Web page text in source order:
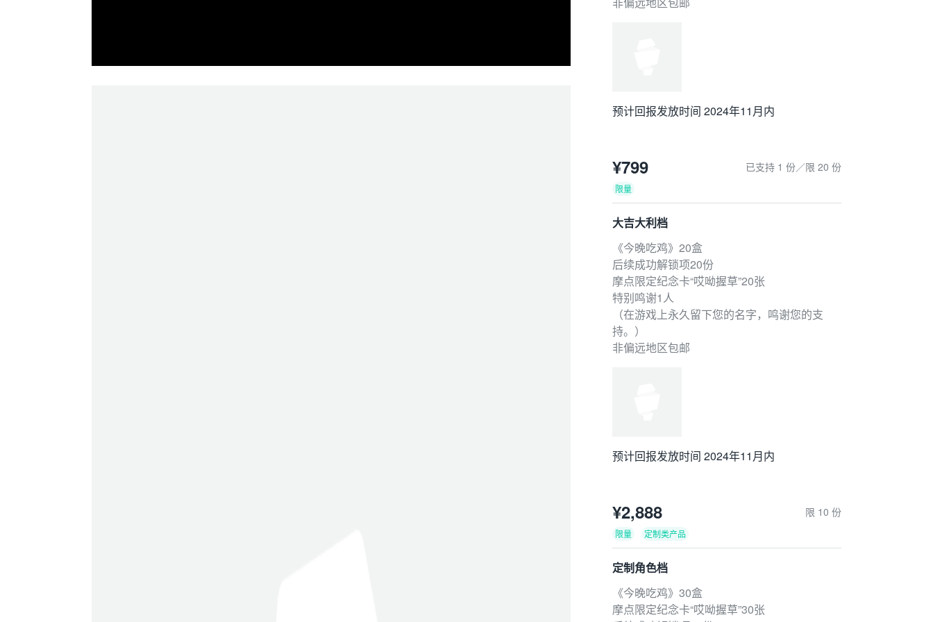
预计回报发放时间 2024年11月内
¥799 已支持 1 份／限 20 份
限量
大吉大利档
《今晚吃鸡》20盒
后续成功解锁项20份
摩点限定纪念卡“哎呦握草”20张
特别鸣谢1人
（在游戏上永久留下您的名字，鸣谢您的支
持。）
非偏远地区包邮
预计回报发放时间 2024年11月内
¥2,888 限 10 份
限量 定制类产品
定制角色档
《今晚吃鸡》30盒
摩点限定纪念卡“哎呦握草”30张